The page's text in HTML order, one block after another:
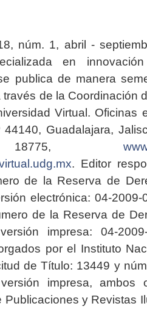
núm. 1, abril -
en
publica de manera
través de la Coordinación
Virtual. Oficinas
Guadalajara,
. Editor
de la Reserva de
electrónica: 04-2009-
de la Reserva de
impresa: 04-2009-
por el Instituto
de Título: 13449 y
impresa, ambos
Publicaciones y Revistas